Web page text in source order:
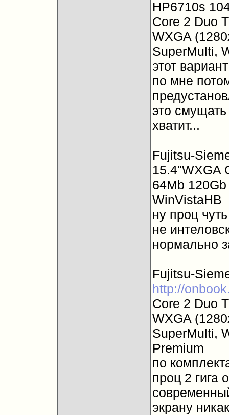
НР6710s
Core 2 Duo
WXGA
SuperMulti,
этот
по мне
это
хватит...
Fujitsu-
15.4"WXGA
64Mb
WinVistaHB
ну проц
не
нормально
Fujitsu-
http://
Core 2 Duo
WXGA
SuperMulti,
Premium
по
проц 2 гига
экрану